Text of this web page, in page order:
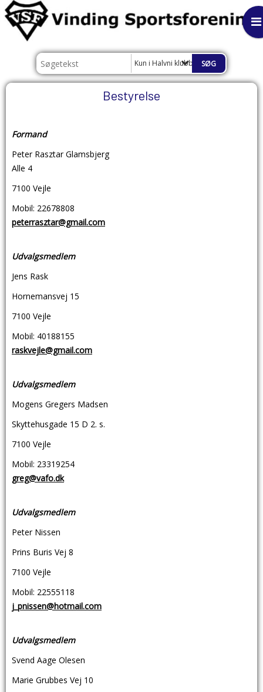
Kun i Halvni klubben
Bestyrelse
Formand
Peter Rasztar Glamsbjerg
Alle 4
7100 Vejle
Mobil: 22678808
peterrasztar@gmail.com
Udvalgsmedlem
Jens Rask
Hornemansvej 15
7100 Vejle
Mobil: 40188155
raskvejle@gmail.com
Udvalgsmedlem
Mogens Gregers Madsen
Skyttehusgade 15 D 2. s.
7100 Vejle
Mobil: 23319254
greg@vafo.dk
Udvalgsmedlem
Peter Nissen
Prins Buris Vej 8
7100 Vejle
Mobil: 22555118
j_pnissen@hotmail.com
Udvalgsmedlem
Svend Aage Olesen
Marie Grubbes Vej 10